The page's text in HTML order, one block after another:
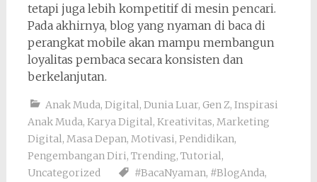
tetapi juga lebih kompetitif di mesin pencari.
Pada akhirnya, blog yang nyaman di baca di
perangkat mobile akan mampu membangun
loyalitas pembaca secara konsisten dan
berkelanjutan.
Anak Muda, Digital, Dunia Luar, Gen Z, Inspirasi
Anak Muda, Karya Digital, Kreativitas, Marketing
Digital, Masa Depan, Motivasi, Pendidikan,
Pengembangan Diri, Trending, Tutorial,
Uncategorized
#BacaNyaman, #BlogAnda,